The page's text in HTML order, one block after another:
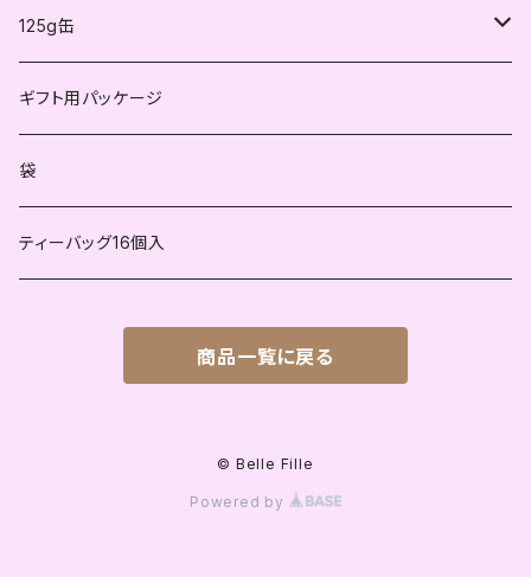
不発酵茶
ハーブティー
紅茶
不発酵茶
ハーブティー
125g缶
紅茶
不発酵茶
ハーブティー
ギフト用パッケージ
袋
ティーバッグ16個入
商品一覧に戻る
© Belle Fille
Powered by